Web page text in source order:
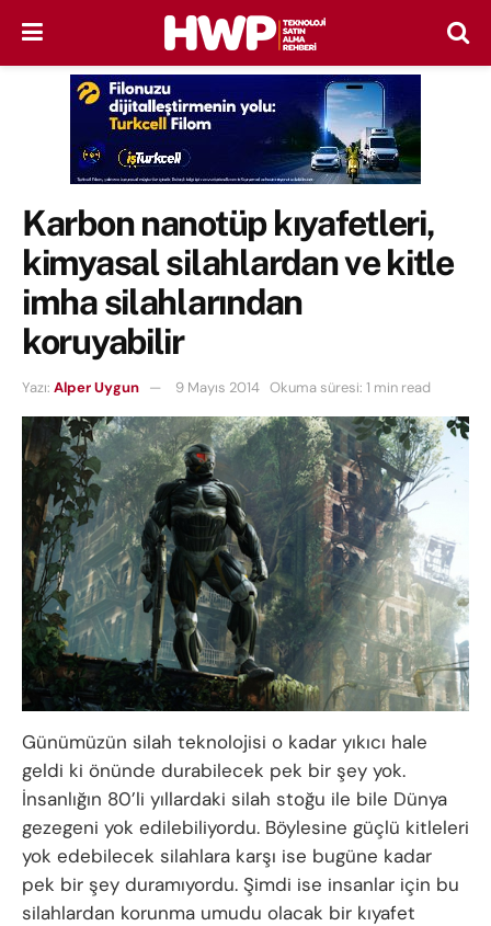
Karbon nanotüp kıyafetleri,
kimyasal silahlardan ve kitle
imha silahlarından
koruyabilir
Yazı: Alper Uygun 9 Mayıs 2014 Okuma süresi: 1 min read
Günümüzün silah teknolojisi o kadar yıkıcı hale
geldi ki önünde durabilecek pek bir şey yok.
İnsanlığın 80’li yıllardaki silah stoğu ile bile Dünya
gezegeni yok edilebiliyordu. Böylesine güçlü kitleleri
yok edebilecek silahlara karşı ise bugüne kadar
pek bir şey duramıyordu. Şimdi ise insanlar için bu
silahlardan korunma umudu olacak bir kıyafet